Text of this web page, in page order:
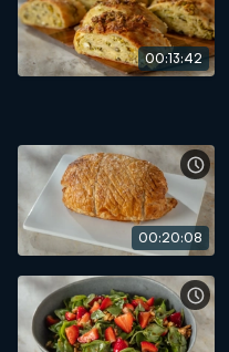
00:13:42
00:20:08